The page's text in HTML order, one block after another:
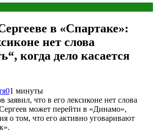
в «Спартаке»:
нет слова
когда дело касается
01 минуты
заявил, что в его лексиконе нет слова
может перейти в «Динамо»,
о том, что его активно уговаривают